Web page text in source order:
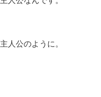
人公のように。